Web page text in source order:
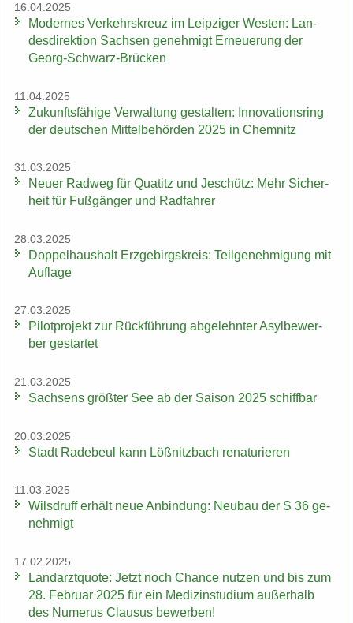
16.04.2025
Mo­der­nes Ver­kehrs­kreuz im Leip­zi­ger Wes­ten: Lan­
des­di­rek­ti­on Sach­sen ge­neh­migt Er­neue­rung der
Georg-​Schwarz-Brücken
11.04.2025
Zu­kunfts­fä­hi­ge Ver­wal­tung ge­stal­ten: In­no­va­ti­ons­ring
der deut­schen Mit­tel­be­hör­den 2025 in Chem­nitz
31.03.2025
Neuer Rad­weg für Qua­titz und Je­schütz: Mehr Si­cher­
heit für Fuß­gän­ger und Rad­fah­rer
28.03.2025
Dop­pel­haus­halt Erz­ge­birgs­kreis: Teil­ge­neh­mi­gung mit
Auf­la­ge
27.03.2025
Pi­lot­pro­jekt zur Rück­füh­rung ab­ge­lehn­ter Asyl­be­wer­
ber ge­star­tet
21.03.2025
Sach­sens größ­ter See ab der Sai­son 2025 schiff­bar
20.03.2025
Stadt Ra­de­beul kann Löß­nitz­bach re­na­tu­rie­ren
11.03.2025
Wilsd­ruff er­hält neue An­bin­dung: Neu­bau der S 36 ge­
neh­migt
17.02.2025
Land­arzt­quo­te: Jetzt noch Chan­ce nut­zen und bis zum
28. Fe­bru­ar 2025 für ein Me­di­zin­stu­di­um au­ßer­halb
des Nu­me­rus Clau­sus be­wer­ben!